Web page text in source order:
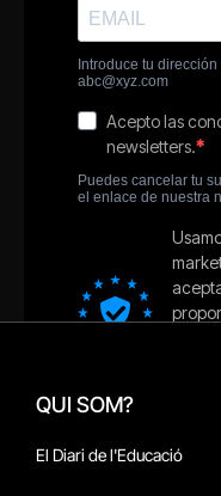
QUI SOM?
El Diari de l'Educació